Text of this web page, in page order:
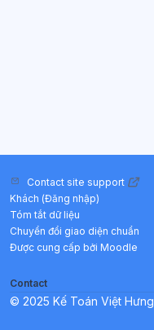
Contact site support
Khách (Đăng nhập)
Tóm tắt dữ liệu
Chuyển đổi giao diện chuẩn
Được cung cấp bởi Moodle
Contact
© 2025 Kế Toán Việt Hưng